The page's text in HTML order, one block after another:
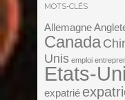
MOTS-CLÉS
Allemagne
Canada
Unis emploi
Etats-
expatrié